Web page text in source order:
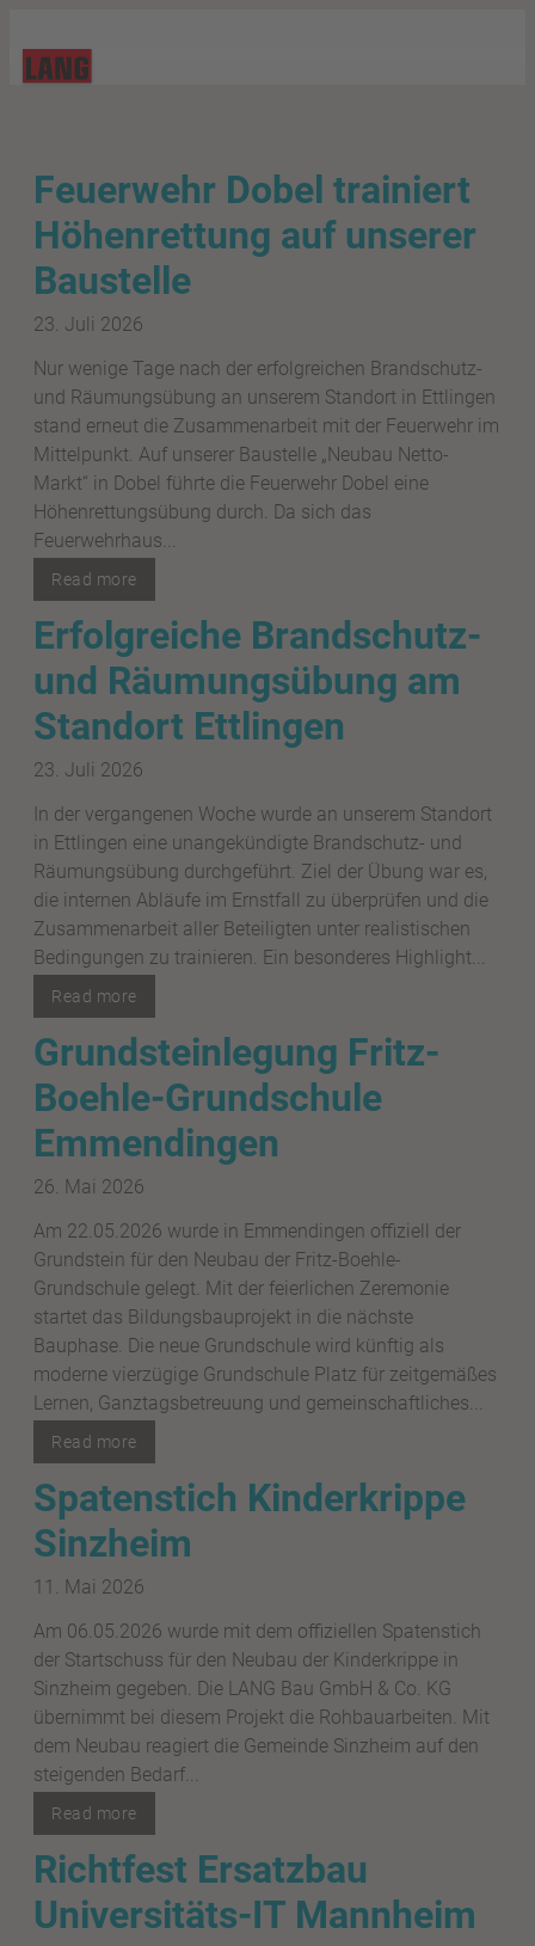
Feuerwehr Dobel trainiert
Höhenrettung auf unserer
Baustelle
23. Juli 2026
Nur wenige Tage nach der erfolgreichen Brandschutz-
und Räumungsübung an unserem Standort in Ettlingen
stand erneut die Zusammenarbeit mit der Feuerwehr im
Mittelpunkt. Auf unserer Baustelle „Neubau Netto-
Markt“ in Dobel führte die Feuerwehr Dobel eine
Höhenrettungsübung durch. Da sich das
Feuerwehrhaus...
Read more
Erfolgreiche Brandschutz-
und Räumungsübung am
Standort Ettlingen
23. Juli 2026
In der vergangenen Woche wurde an unserem Standort
in Ettlingen eine unangekündigte Brandschutz- und
Räumungsübung durchgeführt. Ziel der Übung war es,
die internen Abläufe im Ernstfall zu überprüfen und die
Zusammenarbeit aller Beteiligten unter realistischen
Bedingungen zu trainieren. Ein besonderes Highlight...
Read more
Grundsteinlegung Fritz-
Boehle-Grundschule
Emmendingen
26. Mai 2026
Am 22.05.2026 wurde in Emmendingen offiziell der
Grundstein für den Neubau der Fritz-Boehle-
Grundschule gelegt. Mit der feierlichen Zeremonie
startet das Bildungsbauprojekt in die nächste
Bauphase. Die neue Grundschule wird künftig als
moderne vierzügige Grundschule Platz für zeitgemäßes
Lernen, Ganztagsbetreuung und gemeinschaftliches...
Read more
Spatenstich Kinderkrippe
Sinzheim
11. Mai 2026
Am 06.05.2026 wurde mit dem offiziellen Spatenstich
der Startschuss für den Neubau der Kinderkrippe in
Sinzheim gegeben. Die LANG Bau GmbH & Co. KG
übernimmt bei diesem Projekt die Rohbauarbeiten. Mit
dem Neubau reagiert die Gemeinde Sinzheim auf den
steigenden Bedarf...
Read more
Richtfest Ersatzbau
Universitäts-IT Mannheim